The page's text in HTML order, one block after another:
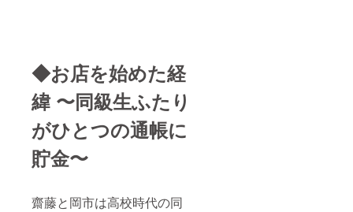
◆お店を始めた経
緯 〜同級生ふたり
がひとつの通帳に
貯金〜
齋藤と岡市は高校時代の同